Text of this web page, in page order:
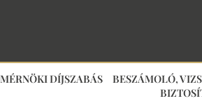
MÉRNÖKI DÍJSZABÁS BESZÁMOLÓ,